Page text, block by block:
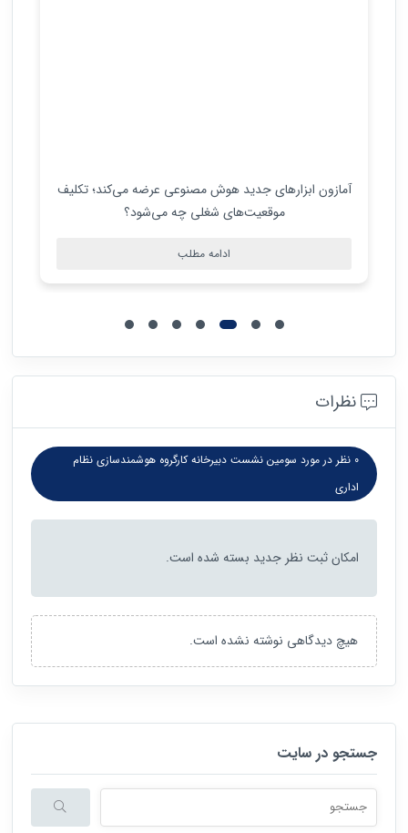
آمازون ابزارهای جدید هوش مصنوعی عرضه می‌کند؛ تکلیف
موقعیت‌های شغلی چه می‌شود؟
ادامه مطلب
نظرات
0 نظر در مورد سومین نشست دبیرخانه کارگروه هوشمندسازی نظام
اداری
امکان ثبت نظر جدید بسته شده است.
هیچ دیدگاهی نوشته نشده است.
جستجو در سایت